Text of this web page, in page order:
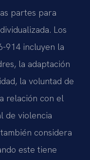
partes para
Los
914 incluyen la
la adaptación
la voluntad de
relación con el
de violencia
considera
este tiene